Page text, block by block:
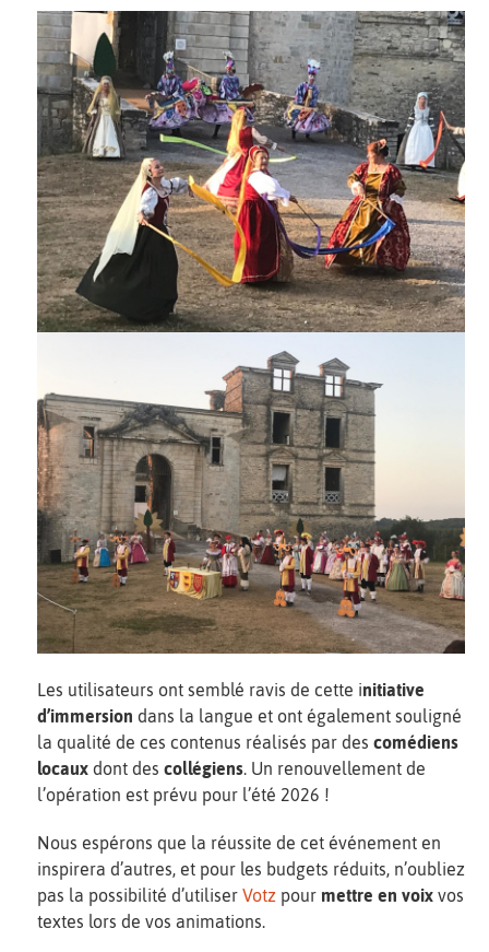
Les utilisateurs ont semblé ravis de cette initiative
d’immersion dans la langue et ont également souligné
la qualité de ces contenus réalisés par des comédiens
locaux dont des collégiens. Un renouvellement de
l’opération est prévu pour l’été 2026 !
Nous espérons que la réussite de cet événement en
inspirera d’autres, et pour les budgets réduits, n’oubliez
pas la possibilité d’utiliser Votz pour mettre en voix vos
textes lors de vos animations.